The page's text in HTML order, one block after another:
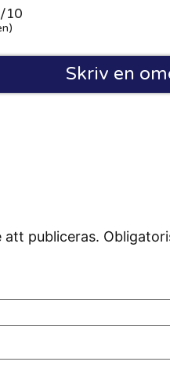
10
Skriv en
publiceras.